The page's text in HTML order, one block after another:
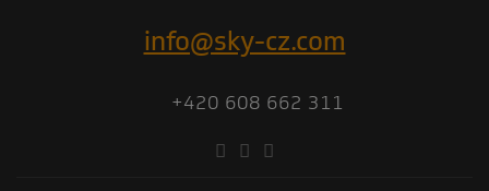
info@sky-cz.com
+420 608 662 311